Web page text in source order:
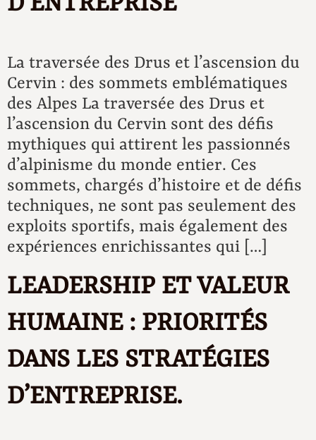
La traversée des Drus et l’ascension du
Cervin : des sommets emblématiques
des Alpes La traversée des Drus et
l’ascension du Cervin sont des défis
mythiques qui attirent les passionnés
d’alpinisme du monde entier. Ces
sommets, chargés d’histoire et de défis
techniques, ne sont pas seulement des
exploits sportifs, mais également des
expériences enrichissantes qui […]
LEADERSHIP ET VALEUR
HUMAINE : PRIORITÉS
DANS LES STRATÉGIES
D’ENTREPRISE.